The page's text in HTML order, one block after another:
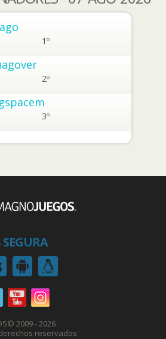
1º
2º
3º
© 2009 - 2026
reservados